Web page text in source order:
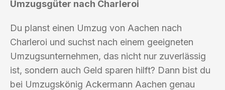
Umzugsgüter nach Charleroi
Du planst einen Umzug von Aachen nach
Charleroi und suchst nach einem geeigneten
Umzugsunternehmen, das nicht nur zuverlässig
ist, sondern auch Geld sparen hilft? Dann bist du
bei Umzugskönig Ackermann Aachen genau